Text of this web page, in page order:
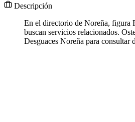
Descripción
En el directorio de Noreña, figura
buscan servicios relacionados.
Desguaces Noreña para consultar